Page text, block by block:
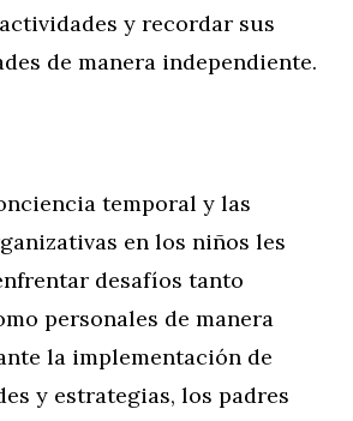
y recordar sus
de manera independiente.
temporal y las
en los niños les
desafíos tanto
personales de manera
la implementación de
y estrategias, los padres